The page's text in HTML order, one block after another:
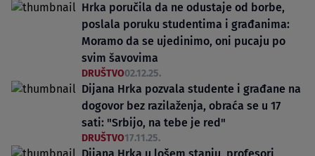
Hrka poručila da ne odustaje od borbe,
poslala poruku studentima i građanima:
Moramo da se ujedinimo, oni pucaju po
svim šavovima
DRUŠTVO02.12.25.
Dijana Hrka pozvala studente i građane na
dogovor bez razilaženja, obraća se u 17
sati: "Srbijo, na tebe je red"
DRUŠTVO17.11.25.